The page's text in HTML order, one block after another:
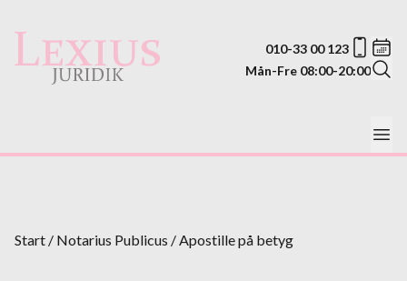
010-33 00 123
Mån-Fre 08:00-20:00
Start / Notarius Publicus /Apostille på betyg